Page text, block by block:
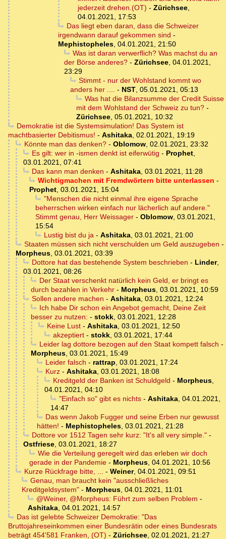
jederzeit drehen.(OT) - Zürichsee,
04.01.2021, 17:53
Das liegt eben daran, dass die Schweizer
irgendwann darauf gekommen sind -
Mephistopheles, 04.01.2021, 21:50
Was ist daran verwerflich? Was machst du an
der Börse anderes? - Zürichsee, 04.01.2021,
23:29
Stimmt - nur der Wohlstand kommt wo
anders her .... - NST, 05.01.2021, 05:13
Was hat die Bilanzsumme der Credit Suisse
mit dem Wohlstand der Schweiz zu tun? -
Zürichsee, 05.01.2021, 10:32
Demokratie ist die Systemsimulation! Das System ist
machtbasierter Debitismus! - Ashitaka, 02.01.2021, 19:19
Könnte man das denken?- Oblomow, 02.01.2021, 23:32
Es gilt: wer in -ismen denkt ist eiferwütig - Prophet,
03.01.2021, 07:41
Das kann man denken - Ashitaka, 03.01.2021, 11:28
Wichtigmachen mit Fremdwörtern bitte unterlassen -
Prophet, 03.01.2021, 15:04
"Menschen die nicht einmal ihre eigene Sprache
beherrschen wirken einfach nur lächerlich auf andere."
Stimmt genau, Herr Weissager - Oblomow, 03.01.2021,
15:54
Lustig bist du ja- Ashitaka, 03.01.2021, 21:00
Staaten müssen sich nicht verschulden um Geld auszugeben -
Morpheus, 03.01.2021, 03:39
Dottore hat das bestehende System beschrieben - Linder,
03.01.2021, 08:26
Der Staat verschenkt natürlich kein Geld, er bringt es
durch bezahlen in Verkehr - Morpheus, 03.01.2021, 10:59
Sollen andere machen - Ashitaka, 03.01.2021, 12:24
Ich habe Dir schon ein Angebot gemacht, Deine Zeit
besser zu nutzen: - stokk, 03.01.2021, 12:28
Keine Lust- Ashitaka, 03.01.2021, 12:50
akzeptiert- stokk, 03.01.2021, 17:44
Leider lag dottore bezogen auf den Staat kompett falsch -
Morpheus, 03.01.2021, 15:49
Leider falsch - rattrap, 03.01.2021, 17:24
Kurz- Ashitaka, 03.01.2021, 18:08
Kreditgeld der Banken ist Schuldgeld - Morpheus,
04.01.2021, 04:10
"Einfach so" gibt es nichts- Ashitaka, 04.01.2021,
14:47
Das wenn Jakob Fugger und seine Erben nur gewusst
hätten! - Mephistopheles, 03.01.2021, 21:28
Dottore vor 1512 Tagen sehr kurz: "It's all very simple."-
Ostfriese, 03.01.2021, 18:27
Wie die Verteilung geregelt wird das erleben wir doch
gerade in der Pandemie - Morpheus, 04.01.2021, 10:56
Kurze Rückfrage bitte, ... - Weiner, 04.01.2021, 09:51
Genau, man braucht kein "ausschließliches
Kreditgeldsystem" - Morpheus, 04.01.2021, 11:01
@Weiner, @Morpheus: Führt zum selben Problem -
Ashitaka, 04.01.2021, 14:57
Das ist gelebte Schweizer Demokratie: "Das
Bruttojahreseinkommen einer Bundesrätin oder eines Bundesrats
beträgt 454'581 Franken, (OT) - Zürichsee, 02.01.2021, 21:27